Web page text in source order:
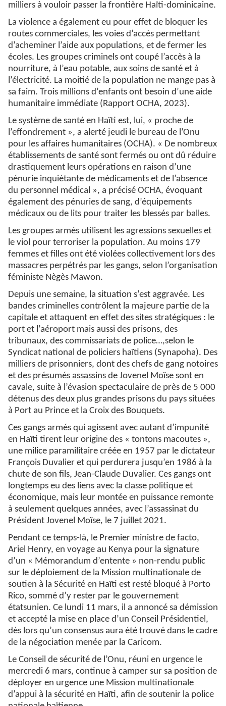
milliers à vouloir passer la frontière Haïti-dominicaine.
La violence a également eu pour effet de bloquer les
routes commerciales, les voies d’accès permettant
d’acheminer l’aide aux populations, et de fermer les
écoles. Les groupes criminels ont coupé l’accès à la
nourriture, à l’eau potable, aux soins de santé et à
l’électricité. La moitié de la population ne mange pas à
sa faim. Trois millions d’enfants ont besoin d’une aide
humanitaire immédiate (Rapport OCHA, 2023).
Le système de santé en Haïti est, lui, « proche de
l’effondrement », a alerté jeudi le bureau de l’Onu
pour les affaires humanitaires (OCHA). « De nombreux
établissements de santé sont fermés ou ont dû réduire
drastiquement leurs opérations en raison d’une
pénurie inquiétante de médicaments et de l’absence
du personnel médical », a précisé OCHA, évoquant
également des pénuries de sang, d’équipements
médicaux ou de lits pour traiter les blessés par balles.
Les groupes armés utilisent les agressions sexuelles et
le viol pour terroriser la population. Au moins 179
femmes et filles ont été violées collectivement lors des
massacres perpétrés par les gangs, selon l’organisation
féministe Nègès Mawon.
Depuis une semaine, la situation s’est aggravée. Les
bandes criminelles contrôlent la majeure partie de la
capitale et attaquent en effet des sites stratégiques : le
port et l’aéroport mais aussi des prisons, des
tribunaux, des commissariats de police…,selon le
Syndicat national de policiers haïtiens (Synapoha). Des
milliers de prisonniers, dont des chefs de gang notoires
et des présumés assassins de Jovenel Moïse sont en
cavale, suite à l’évasion spectaculaire de près de 5 000
détenus des deux plus grandes prisons du pays situées
à Port au Prince et la Croix des Bouquets.
Ces gangs armés qui agissent avec autant d’impunité
en Haïti tirent leur origine des « tontons macoutes »,
une milice paramilitaire créée en 1957 par le dictateur
François Duvalier et qui perdurera jusqu’en 1986 à la
chute de son fils, Jean-Claude Duvalier. Ces gangs ont
longtemps eu des liens avec la classe politique et
économique, mais leur montée en puissance remonte
à seulement quelques années, avec l’assassinat du
Président Jovenel Moïse, le 7 juillet 2021.
Pendant ce temps-là, le Premier ministre de facto,
Ariel Henry, en voyage au Kenya pour la signature
d’un « Mémorandum d’entente » non-rendu public
sur le déploiement de la Mission multinationale de
soutien à la Sécurité en Haïti est resté bloqué à Porto
Rico, sommé d’y rester par le gouvernement
étatsunien. Ce lundi 11 mars, il a annoncé sa démission
et accepté la mise en place d’un Conseil Présidentiel,
dès lors qu’un consensus aura été trouvé dans le cadre
de la négociation menée par la Caricom.
Le Conseil de sécurité de l’Onu, réuni en urgence le
mercredi 6 mars, continue à camper sur sa position de
déployer en urgence une Mission multinationale
d’appui à la sécurité en Haïti, afin de soutenir la police